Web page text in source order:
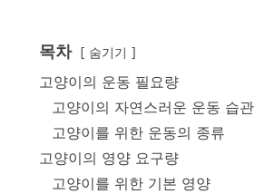
목차 숨기기
고양이의 운동 필요량
고양이의 자연스러운 운동 습관
고양이를 위한 운동의 종류
고양이의 영양 요구량
고양이를 위한 기본 영양